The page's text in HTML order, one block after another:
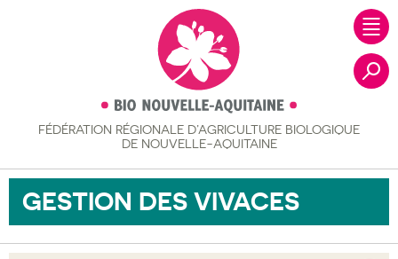
FÉDÉRATION RÉGIONALE D’AGRICULTURE BIOLOGIQUE
DE NOUVELLE-AQUITAINE
GESTION DES VIVACES